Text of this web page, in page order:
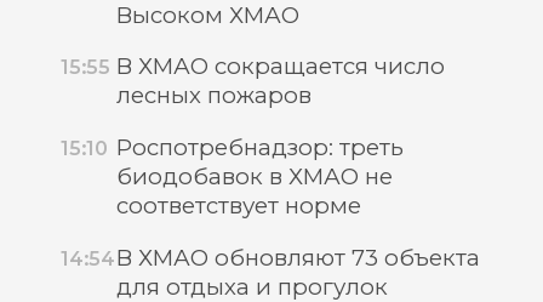
Высоком ХМАО
15:55 В ХМАО сокращается число
лесных пожаров
15:10 Роспотребнадзор: треть
биодобавок в ХМАО не
соответствует норме
14:54В ХМАО обновляют 73 объекта
для отдыха и прогулок